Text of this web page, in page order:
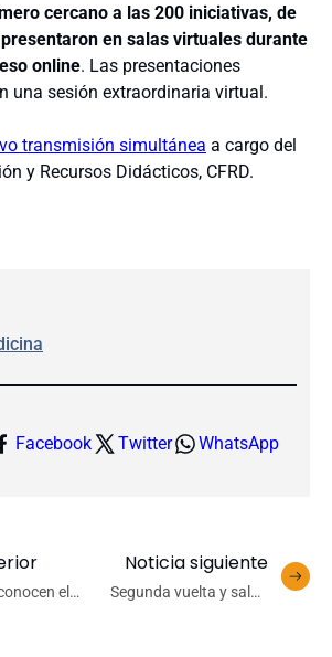
cercano a las 200 iniciativas, de
en salas virtuales durante
online. Las presentaciones
una sesión extraordinaria virtual.
transmisión simultánea a cargo del
y Recursos Didácticos, CFRD.
Facebook Twitter WhatsApp
el
Noticia siguiente
Segunda vuelta y salud